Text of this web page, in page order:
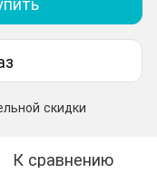
скидки
К сравнению